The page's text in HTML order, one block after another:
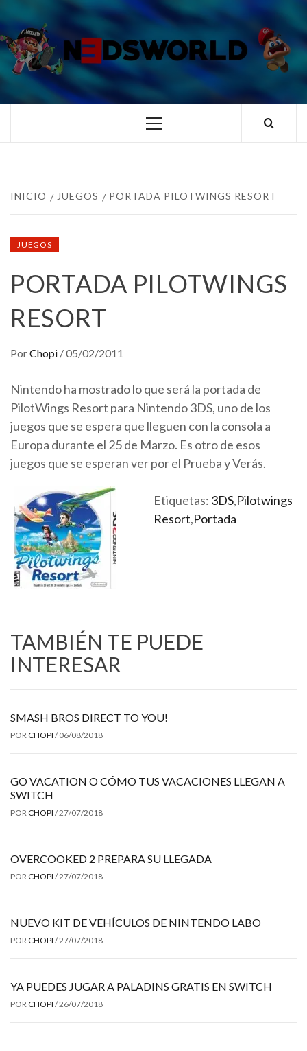
al
contenido
TUS ESPECIALISTAS EN NINTENDO
Menú
INICIO JUEGOS PORTADA PILOTWINGS RESORT
JUEGOS
PORTADA PILOTWINGS
RESORT
PorChopi /05/02/2011
Nintendo ha mostrado lo que será la portada de
PilotWings Resort para Nintendo 3DS, uno de los
juegos que se espera que lleguen con la consola a
Europa durante el 25 de Marzo. Es otro de esos
juegos que se esperan ver por el Prueba y Verás.
Etiquetas: 3DS,Pilotwings
Resort,Portada
TAMBIÉN TE PUEDE
INTERESAR
SMASH BROS DIRECT TO YOU!
POR CHOPI / 06/08/2018
GO VACATION O CÓMO TUS VACACIONES LLEGAN A
SWITCH
POR CHOPI /27/07/2018
OVERCOOKED 2 PREPARA SU LLEGADA
POR CHOPI /27/07/2018
NUEVO KIT DE VEHÍCULOS DE NINTENDO LABO
POR CHOPI /27/07/2018
YA PUEDES JUGAR A PALADINS GRATIS EN SWITCH
POR CHOPI /26/07/2018